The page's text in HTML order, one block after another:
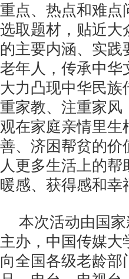
重点、热点和难点
选取题材，贴近大
的主要内涵、实践
老年人，传承中华
大力凸现中华民族
重家教、注重家风
观在家庭亲情里生
善、济困帮贫的价
人更多生活上的
暖感、获得感和幸
本次活动由国
主办，中国传媒大
向全国各级老龄部